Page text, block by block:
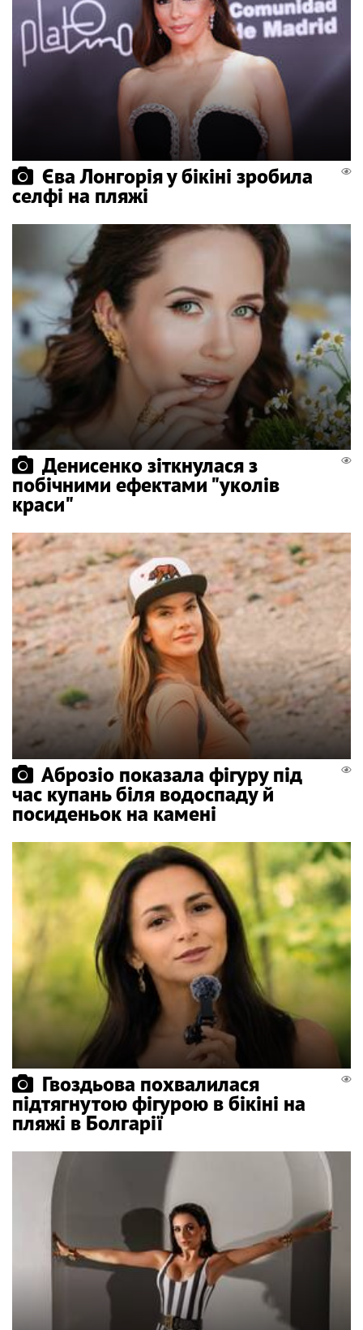
Єва Лонгорія у бікіні зробила
селфі на пляжі
Денисенко зіткнулася з
побічними ефектами "уколів
краси"
Аброзіо показала фігуру під
час купань біля водоспаду й
посиденьок на камені
Гвоздьова похвалилася
підтягнутою фігурою в бікіні на
пляжі в Болгарії